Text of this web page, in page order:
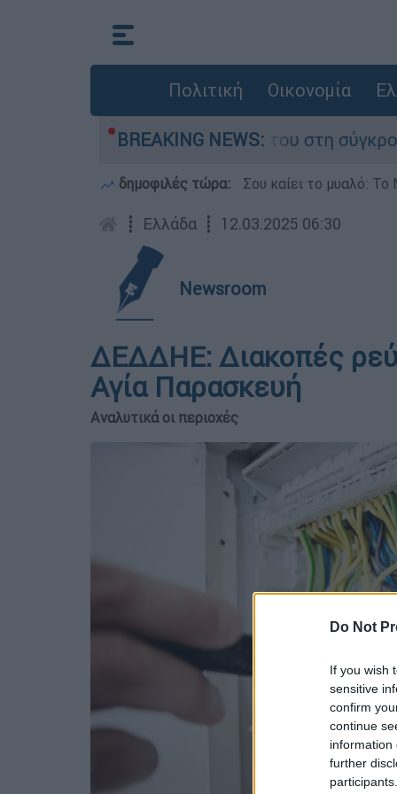
Do Not
If you wish
sensitive
confirm
continue
information
further
Πολιτική Οικονομία
BREAKING NEWS:
που έχασε τη ζωή του στη σύγκρουση
δημοφιλές τώρα: Σου καίει το μυαλό:
┋ Ελλάδα ┋ 12.03.2025 06:30
Newsroom
ΔΕΔΔΗΕ: Διακοπές
Αγία Παρασκευή
Αναλυτικά οι περιοχές